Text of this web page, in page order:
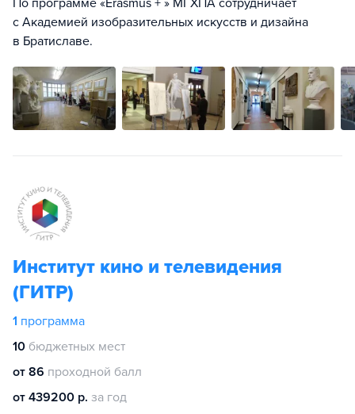
По программе «Erasmus + » МГХПА сотрудничает
с Академией изобразительных искусств и дизайна
в Братиславе.
Институт кино и телевидения
(ГИТР)
1 программа
10 бюджетных мест
от 86 проходной балл
от 439200 р. за год